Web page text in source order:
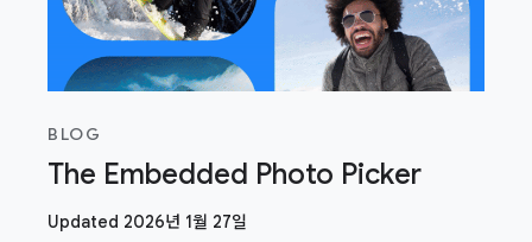
BLOG
The Embedded Photo Picker
Updated 2026년 1월 27일